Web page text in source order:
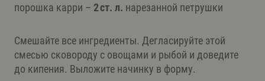
порошка карри – 2 ст. л. нарезанной петрушки
Смешайте все ингредиенты. Дегласируйте этой
смесью сковороду с овощами и рыбой и доведите
до кипения. Выложите начинку в форму.